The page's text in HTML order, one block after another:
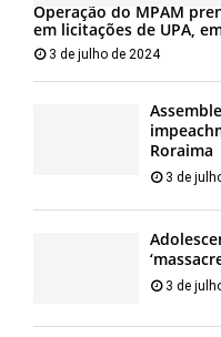
Operação do MPAM
em licitações de UPA,
3 de julho de 2024
Roraima
3 de
3 de